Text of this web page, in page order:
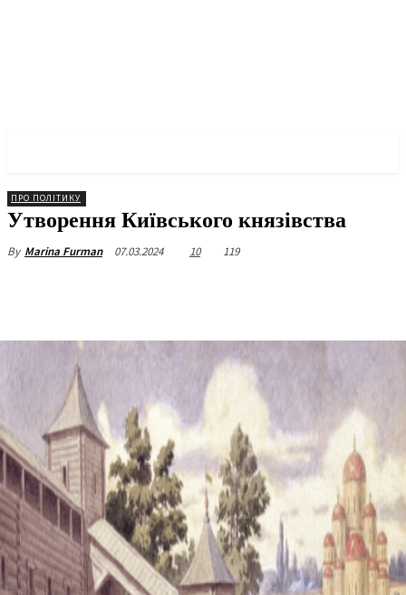
ПРО ПОЛІТИКУ
Утворення Київського князівства
By Marina Furman 07.03.2024 10 119